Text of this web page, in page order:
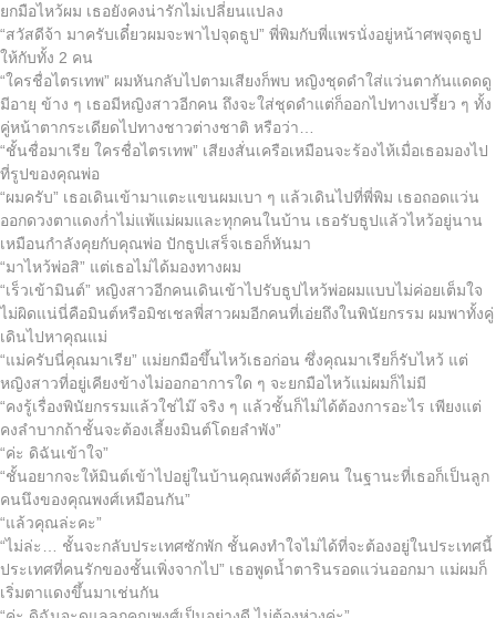
ยกมือไหว้ผม เธอยังคงน่ารักไม่เปลี่ยนแปลง
“สวัสดีจ้า มาครับเดี๋ยวผมจะพาไปจุดธูป” พี่พิมกับพี่แพรนั่งอยู่หน้าศพจุดธูป
ให้กับทั้ง 2 คน
“ใครชื่อไตรเทพ” ผมหันกลับไปตามเสียงก็พบ หญิงชุดดำใส่แว่นตากันแดดดู
มีอายุ ข้าง ๆ เธอมีหญิงสาวอีกคน ถึงจะใส่ชุดดำแต่ก็ออกไปทางเปรี้ยว ๆ ทั้ง
คู่หน้าตากระเดียดไปทางชาวต่างชาติ หรือว่า…
“ชั้นชื่อมาเรีย ใครชื่อไตรเทพ” เสียงสั่นเครือเหมือนจะร้องไห้เมื่อเธอมองไป
ที่รูปของคุณพ่อ
“ผมครับ” เธอเดินเข้ามาแตะแขนผมเบา ๆ แล้วเดินไปที่พี่พิม เธอถอดแว่น
ออกดวงตาแดงก่ำไม่แพ้แม่ผมและทุกคนในบ้าน เธอรับธูปแล้วไหว้อยู่นาน
เหมือนกำลังคุยกับคุณพ่อ ปักธูปเสร็จเธอก็หันมา
“มาไหว้พ่อสิ” แต่เธอไม่ได้มองทางผม
“เร็วเข้ามินต์” หญิงสาวอีกคนเดินเข้าไปรับธูปไหว้พ่อผมแบบไม่ค่อยเต็มใจ
ไม่ผิดแน่นี่คือมินต์หรือมิชเชลพี่สาวผมอีกคนที่เอ่ยถึงในพินัยกรรม ผมพาทั้งคู่
เดินไปหาคุณแม่
“แม่ครับนี่คุณมาเรีย” แม่ยกมือขึ้นไหว้เธอก่อน ซึ่งคุณมาเรียก็รับไหว้ แต่
หญิงสาวที่อยู่เคียงข้างไม่ออกอาการใด ๆ จะยกมือไหว้แม่ผมก็ไม่มี
“คงรู้เรื่องพินัยกรรมแล้วใช่ไม๊ จริง ๆ แล้วชั้นก็ไม่ได้ต้องการอะไร เพียงแต่
คงลำบากถ้าชั้นจะต้องเลี้ยงมินต์โดยลำพัง”
“ค่ะ ดิฉันเข้าใจ”
“ชั้นอยากจะให้มินต์เข้าไปอยู่ในบ้านคุณพงศ์ด้วยคน ในฐานะที่เธอก็เป็นลูก
คนนึงของคุณพงศ์เหมือนกัน”
“แล้วคุณล่ะคะ”
“ไม่ล่ะ… ชั้นจะกลับประเทศซักพัก ชั้นคงทำใจไม่ได้ที่จะต้องอยู่ในประเทศนี้
ประเทศที่คนรักของชั้นเพิ่งจากไป” เธอพูดน้ำตารินรอดแว่นออกมา แม่ผมก็
เริ่มตาแดงขึ้นมาเช่นกัน